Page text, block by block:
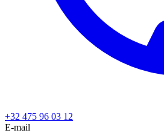
+32 475 96 03 12
E-mail